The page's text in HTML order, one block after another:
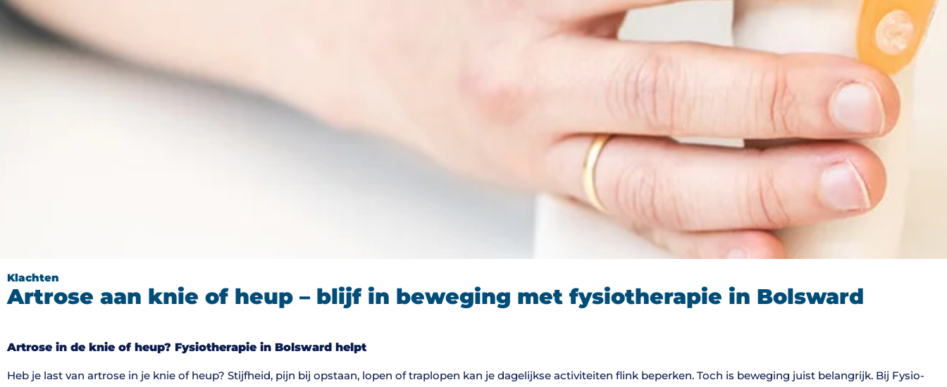
Klachten
Artrose aan knie of heup – blijf in beweging met fysiotherapie in Bolsward
Artrose in de knie of heup? Fysiotherapie in Bolsward helpt
Heb je last van artrose in je knie of heup? Stijfheid, pijn bij opstaan, lopen of traplopen kan je dagelijkse activiteiten flink beperken. Toch is beweging juist belangrijk. Bij Fysio-